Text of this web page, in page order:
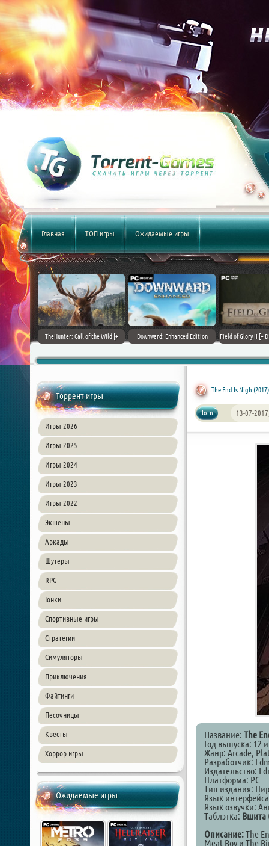
Главная ТОП игры Ожидаемые игры
(2017)
TheHunter: Call of the Wild [+
Downward: Enhanced Edition
Field of Glory II [+
Торрент игры
Игры 2026
Игры 2025
Игры 2024
Игры 2023
Игры 2022
Экшены
Аркады
Шутеры
RPG
Гонки
Спортивные игры
Стратегии
Симуляторы
Приключения
Файтинги
Песочницы
Квесты
Хоррор игры
Ожидаемые игры
The End Is Nigh
lorn 13-07-
Название: The
Год выпуска: 12
Жанр: Arcade,
Разработчик:
Издательство:
Платформа: PC
Тип издания:
Язык
Язык озвучки:
Таблэтка: Вшита
Описание:The
Meat Boy и The